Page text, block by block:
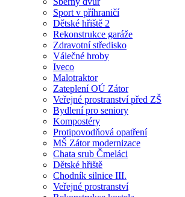
Sport v příhraničí
Dětské hřiště 2
Rekonstrukce garáže
Zdravotní středisko
Válečné hroby
Iveco
Malotraktor
Zateplení OÚ Zátor
Veřejné prostranství před ZŠ
Bydlení pro seniory
Kompostéry
Protipovodňová opatření
MŠ Zátor modernizace
Chata srub Čmeláci
Dětské hřiště
Chodník silnice III.
Veřejné prostranství